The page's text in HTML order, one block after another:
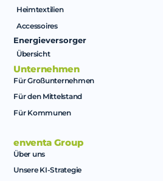
Heimtextilien
Accessoires
Energieversorger
Übersicht
Unternehmen
Für Großunternehmen
Für den Mittelstand
Für Kommunen
enventa Group
Über uns
Unsere KI-Strategie